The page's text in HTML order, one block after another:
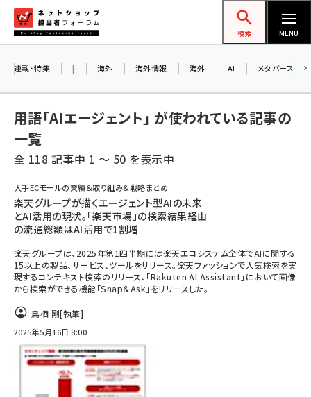
ン
ネットショップ担当者フォーラム
検索 MENU
amazon (2259)
yahoo (1908)
楽天 (1876)
ecbeing (1211)
アスクル (1122)
base (1083)
ビィ・フォアード (781)
revico (744)
連載・特集 | 海外 海外情報 海外 AI メタバース
用語「AIエージェント」 が使われている記事の
一覧
全 118 記事中 1 ～ 50 を表示中
大手ECモールの業績＆取り組み＆戦略まとめ
楽天グループが描くエージェント型AIの未来
とAI活用の現状。「楽天市場」の検索結果経由
の流通総額はAI活用で1割増
楽天グループは、2025年第1四半期には楽天エコシステム全体でAIに関する
15以上の製品、サービス、ツールをリリース。楽天ファッションで人気検索を実
現するコンテキスト検索のリリース、「Rakuten AI Assistant」において画像
から検索ができる機能「Snap＆Ask」をリリースした。
鳥栖 剛[執筆]
2025年5月16日 8:00
AIが買い物を代行する時代に打つべき「次の
一手」とは？ アルペン、オイシックス、元UA責
任者が登壇のリアルECセミナー（8/26＠東
者と交流できる交流会も実施します。すべて
の講演を無料で聴講できます！